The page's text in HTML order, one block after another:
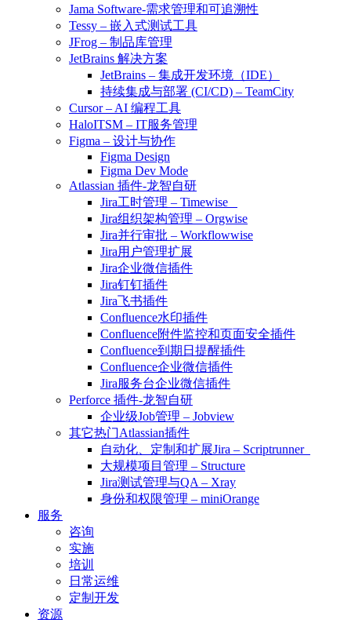
Jama Software-需求管理和可追溯性
Tessy – 嵌入式测试工具
JFrog – 制品库管理
JetBrains 解决方案
JetBrains – 集成开发环境（IDE）
持续集成与部署 (CI/CD) – TeamCity
Cursor – AI 编程工具
HaloITSM – IT服务管理
Figma – 设计与协作
Figma Design
Figma Dev Mode
Atlassian 插件-龙智自研
Jira工时管理 – Timewise
Jira组织架构管理 – Orgwise
Jira并行审批 – Workflowwise
Jira用户管理扩展
Jira企业微信插件
Jira钉钉插件
Jira飞书插件
Confluence水印插件
Confluence附件监控和页面安全插件
Confluence到期日提醒插件
Confluence企业微信插件
Jira服务台企业微信插件
Perforce 插件-龙智自研
企业级Job管理 – Jobview
其它热门Atlassian插件
自动化、定制和扩展Jira – Scriptrunner
大规模项目管理 – Structure
Jira测试管理与QA – Xray
身份和权限管理 – miniOrange
服务
咨询
实施
培训
日常运维
定制开发
资源